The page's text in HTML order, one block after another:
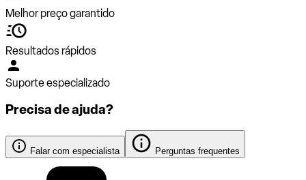
Melhor preço garantido
Resultados rápidos
Suporte especializado
Precisa de ajuda?
Falar com especialista Perguntas frequentes